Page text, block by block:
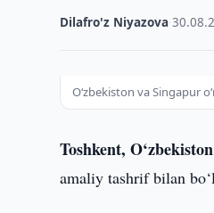
Dilafro'z Niyazova ·
O‘zbekiston va Singapur
Toshkent,
amaliy tashrif bilan